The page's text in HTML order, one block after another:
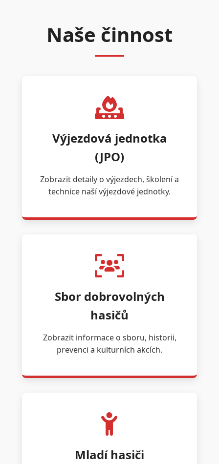
Naše činnost
Výjezdová jednotka
(JPO)
Zobrazit detaily o výjezdech, školení a
technice naší výjezdové jednotky.
Sbor dobrovolných
hasičů
Zobrazit informace o sboru, historii,
prevenci a kulturních akcích.
Mladí hasiči